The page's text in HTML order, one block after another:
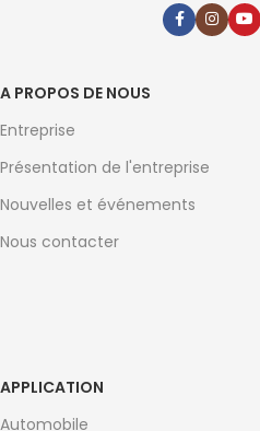
A PROPOS DE NOUS
Entreprise
Présentation de l'entreprise
Nouvelles et événements
Nous contacter
APPLICATION
Automobile